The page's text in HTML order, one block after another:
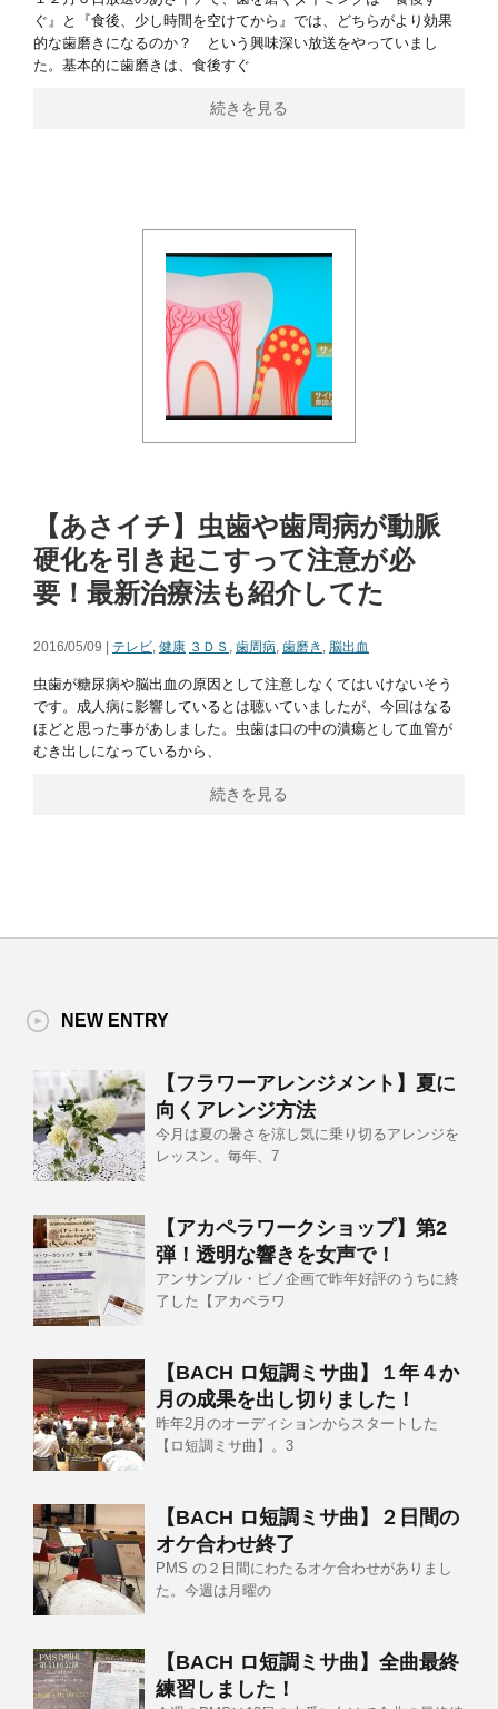
ぐ』と『食後、少し時間を空けてから』では、どちらがより効果
的な歯磨きになるのか？ という興味深い放送をやっていまし
た。基本的に歯磨きは、食後すぐ
続きを見る
【あさイチ】虫歯や歯周病が動脈
硬化を引き起こすって注意が必
要！最新治療法も紹介してた
2016/05/09 | テレビ, 健康 ３ＤＳ , 歯周病, 歯磨き , 脳出血
虫歯が糖尿病や脳出血の原因として注意しなくてはいけないそう
です。成人病に影響しているとは聴いていましたが、今回はなる
ほどと思った事があしました。虫歯は口の中の潰瘍として血管が
むき出しになっているから、
続きを見る
NEW ENTRY
【フラワーアレンジメント】夏に
向くアレンジ方法
今月は夏の暑さを涼し気に乗り切るアレンジを
レッスン。毎年、7
【アカペラワークショップ】第2
弾！透明な響きを女声で！
アンサンブル・ピノ企画で昨年好評のうちに終
了した【アカペラワ
【BACH ロ短調ミサ曲】１年４か
月の成果を出し切りました！
昨年2月のオーディションからスタートした
【ロ短調ミサ曲】。3
【BACH ロ短調ミサ曲】２日間の
オケ合わせ終了
PMS の２日間にわたるオケ合わせがありまし
た。今週は月曜の
【BACH ロ短調ミサ曲】全曲最終
練習しました！